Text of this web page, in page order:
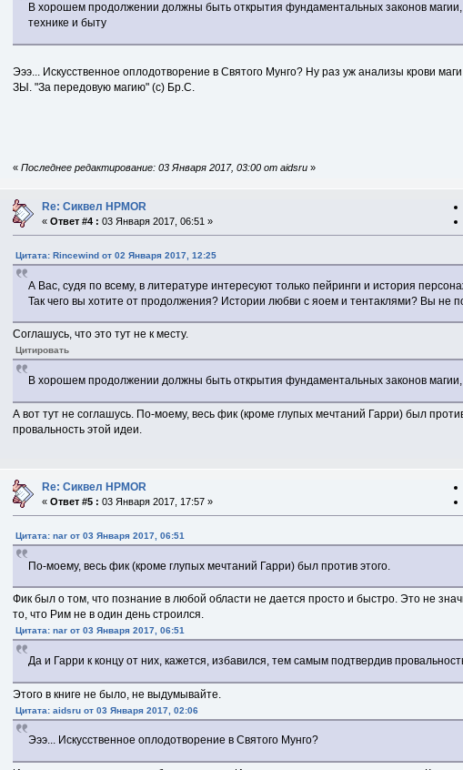
В хорошем продолжении должны быть открытия фундаментальных законов магии,
технике и быту
Эээ... Искусственное оплодотворение в Святого Мунго? Ну раз уж анализы крови маги
ЗЫ. "За передовую магию" (с) Бр.С.
« Последнее редактирование: 03 Января 2017, 03:00 от aidsru»
Re: Сиквел HPMOR
«Ответ #4 : 03 Января 2017, 06:51 »
Цитата: Rincewind от 02 Января 2017, 12:25
А Вас, судя по всему, в литературе интересуют только пейринги и история
Так чего вы хотите от продолжения? Истории любви с яоем и тентаклями? Вы не
Соглашусь, что это тут не к месту.
Цитировать
В хорошем продолжении должны быть открытия фундаментальных законов магии,
А вот тут не соглашусь. По-моему, весь фик (кроме глупых мечтаний Гарри) был
провальность этой идеи.
Re: Сиквел HPMOR
«Ответ #5 : 03 Января 2017, 17:57 »
Цитата: nar от 03 Января 2017, 06:51
По-моему, весь фик (кроме глупых мечтаний Гарри) был против этого.
Фик был о том, что познание в любой области не дается просто и быстро. Это не
то, что Рим не в один день строился.
Цитата: nar от 03 Января 2017, 06:51
Да и Гарри к концу от них, кажется, избавился, тем самым подтвердив
Этого в книге не было, не выдумывайте.
Цитата: aidsru от 03 Января 2017, 02:06
Эээ... Искусственное оплодотворение в Святого Мунго?